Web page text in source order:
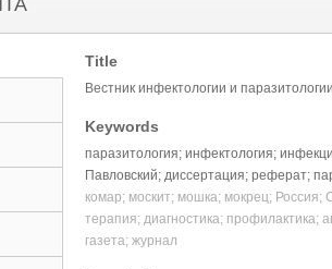
Title
Вестник инфектологии и
Keywords
паразитология; инфектология;
Павловский; диссертация; реферат;
комар; москит; мошка; мокрец;
терапия; диагностика; профилактика;
газета; журнал